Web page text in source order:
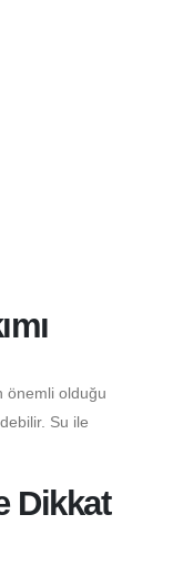
önemli olduğu
Su ile
Dikkat